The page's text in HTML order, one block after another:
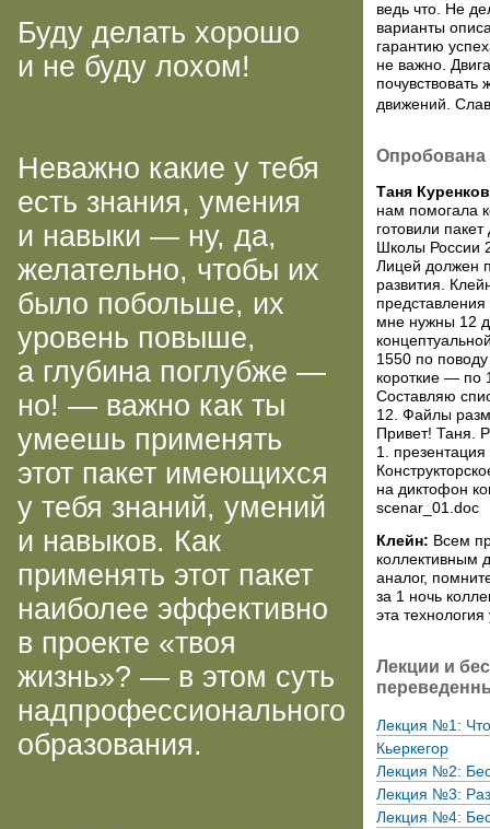
Буду делать хорошо
и не буду лохом!
Неважно какие у тебя
есть знания, умения
и навыки — ну, да,
желательно, чтобы их
было побольше, их
уровень повыше,
а глубина поглубже —
но! — важно как ты
умеешь применять
этот пакет имеющихся
у тебя знаний, умений
и навыков. Как
применять этот пакет
наиболее эффективно
в проекте «твоя
жизнь»? — в этом суть
надпрофессионального
образования.
ведь что. Не
варианты
гарантию
не важно.
почувствовать
движений.
Опробована
Таня
нам помогала
готовили
Школы России
Лицей должен
развития.
мне нужны 12
1550 по
короткие — по
Составляю
12. Файлы
Привет! Таня.
1.
на диктофон
scenar_01.doc
Клейн: Всем
коллективным
аналог,
за 1 ночь
эта
Лекции и
Лекция №1: Что
Кьеркегор
Лекция №2:
Лекция №3:
Лекция №4: